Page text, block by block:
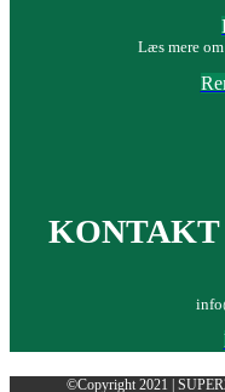
Læs mere
KONTAKT
©Copyright 2021 |